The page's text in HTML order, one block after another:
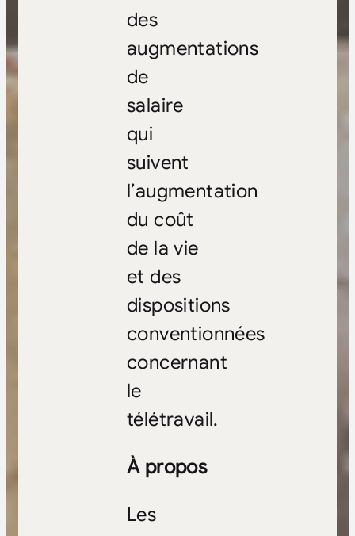
des
augmentations
de
salaire
qui
suivent
l’augmentation
du coût
de la vie
et des
dispositions
conventionnées
concernant
le
télétravail.
À propos
Les